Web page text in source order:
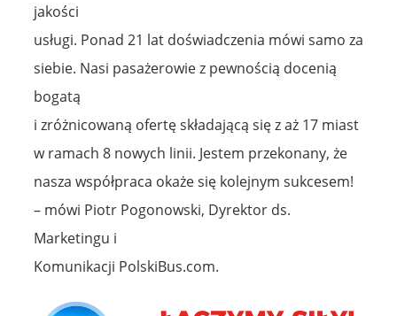
jakości
usługi. Ponad 21 lat doświadczenia mówi samo za
siebie. Nasi pasażerowie z pewnością docenią
bogatą
i zróżnicowaną ofertę składającą się z aż 17 miast
w ramach 8 nowych linii. Jestem przekonany, że
nasza współpraca okaże się kolejnym sukcesem!
– mówi Piotr Pogonowski, Dyrektor ds.
Marketingu i
Komunikacji PolskiBus.com.